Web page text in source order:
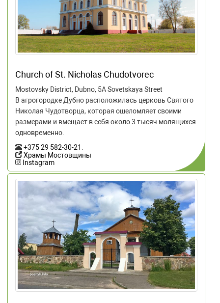
Church of St. Nicholas Chudotvorec
Mostovsky District, Dubno, 5A Sovetskaya Street
В агрогородке Дубно расположилась церковь Святого
Николая Чудотворца, которая ошеломляет своими
размерами и вмещает в себя около 3 тысяч молящихся
одновременно.
+375 29 582-30-21
Храмы Мостовщины
Instagram